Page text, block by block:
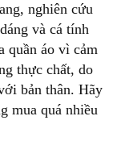
nghiên cứu
và cá tính
quần áo vì cảm
thực chất, do
bản thân. Hãy
mua quá nhiều